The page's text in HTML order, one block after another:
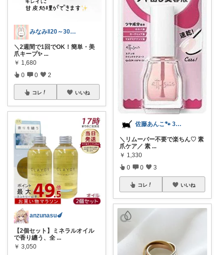
みなみ‖20～30代服｜コスメ｜小物
＼2週間で1回でOK！簡単・美
爪キープ✨️ ...
￥ 1,680
0 0 2
コレ いいね
anzunasu🍆
【2個セット】ミネラルオイル
で香り纏う、全 ...
￥ 3,050
佐藤あんこ🐾 30代OLの暮らし
＼リムーバー不要で楽ちん♡ 素
爪ケア／ 素 ...
￥ 1,330
0 0 3
コレ いいね